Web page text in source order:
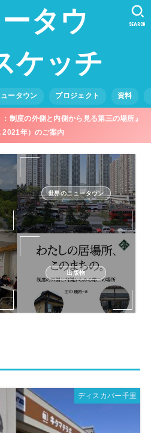
タウ
ケッチ
ータウン プロジェクト 資料
SEARCH
制度の外側と内側から見る第三の場所』
2021年）のご案内
世界のニュータウン
出版物
ディスカバー千里